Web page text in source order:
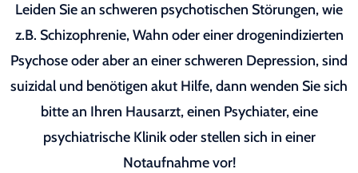
Leiden Sie an schweren psychotischen Störungen, wie
z.B. Schizophrenie, Wahn oder einer drogenindizierten
Psychose oder aber an einer schweren Depression, sind
suizidal und benötigen akut Hilfe, dann wenden Sie sich
bitte an Ihren Hausarzt, einen Psychiater, eine
psychiatrische Klinik oder stellen sich in einer
Notaufnahme vor!